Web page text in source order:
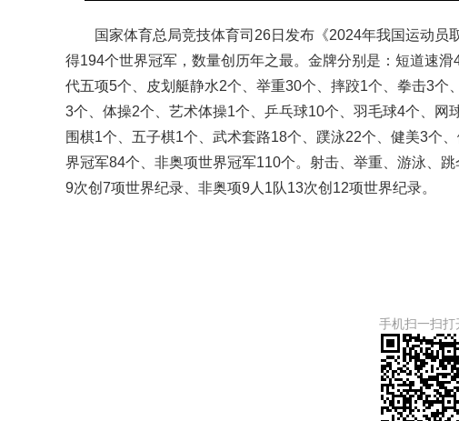
国家体育总局竞技体育司26日发布《2024年我国运动
得194个世界冠军，数量创历年之最。金牌分别是：短道速
代五项5个、皮划艇静水2个、举重30个、摔跤1个、拳击3
3个、体操2个、艺术体操1个、乒乓球10个、羽毛球4个、网
围棋1个、五子棋1个、武术套路18个、蹼泳22个、健美3个
界冠军84个、非奥项世界冠军110个。射击、举重、游泳、
9次创7项世界纪录、非奥项9人1队13次创12项世界纪录。
手机扫一扫